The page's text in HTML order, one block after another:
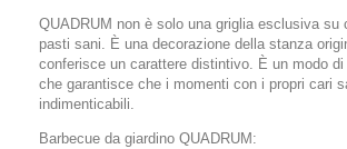
QUADRUM non è solo una griglia esclusiva su
pasti sani. È una decorazione della stanza
conferisce un carattere distintivo. È un modo
che garantisce che i momenti con i propri cari
indimenticabili.
Barbecue da giardino QUADRUM: